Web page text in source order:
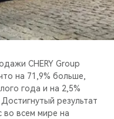
CHERY Group
на 71,9% больше,
года и на 2,5%
результат
во всем мире на